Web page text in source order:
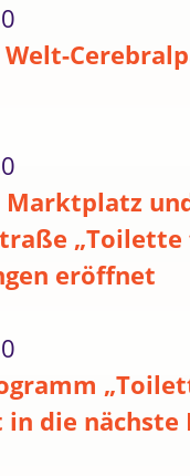
Marktplatz
„Toilette
eröffnet
in die nächste